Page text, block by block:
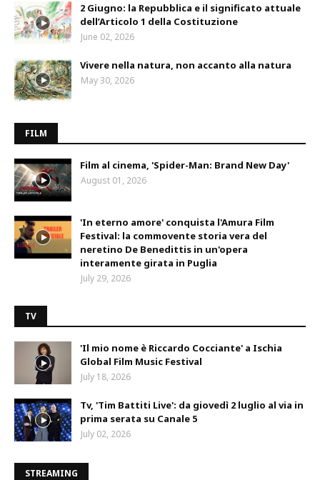
2 Giugno: la Repubblica e il significato attuale
dell’Articolo 1 della Costituzione
June 02, 2026
Vivere nella natura, non accanto alla natura
May 30, 2026
FILM
Film al cinema, 'Spider-Man: Brand New Day'
August 01, 2026
'In eterno amore' conquista l'Amura Film
Festival: la commovente storia vera del
neretino De Benedittis in un'opera
interamente girata in Puglia
July 29, 2026
TV
'Il mio nome è Riccardo Cocciante' a Ischia
Global Film Music Festival
July 18, 2026
Tv, 'Tim Battiti Live': da giovedì 2 luglio al via in
prima serata su Canale 5
July 02, 2026
STREAMING